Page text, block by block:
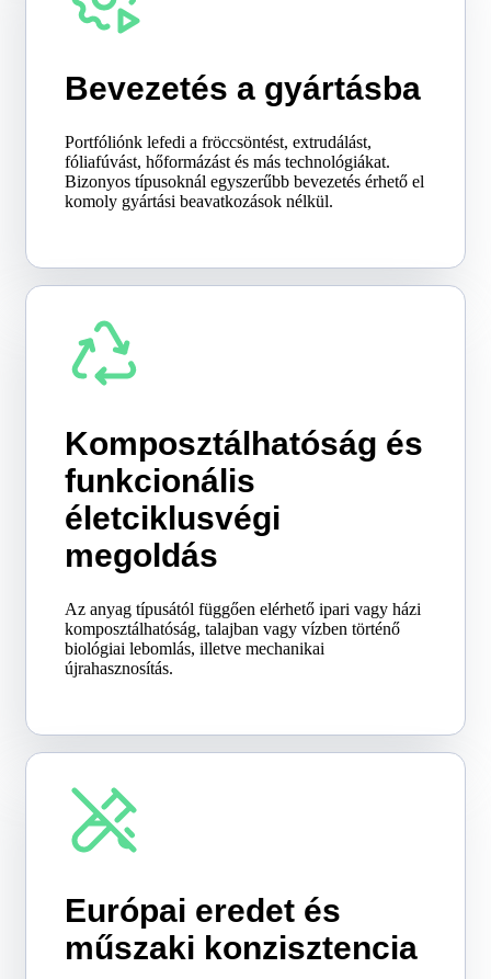
Bevezetés a gyártásba
Portfóliónk lefedi a fröccsöntést, extrudálást,
fóliafúvást, hőformázást és más technológiákat.
Bizonyos típusoknál egyszerűbb bevezetés érhető el
komoly gyártási beavatkozások nélkül.
Komposztálhatóság és
funkcionális
életciklusvégi
megoldás
Az anyag típusától függően elérhető ipari vagy házi
komposztálhatóság, talajban vagy vízben történő
biológiai lebomlás, illetve mechanikai
újrahasznosítás.
Európai eredet és
műszaki konzisztencia